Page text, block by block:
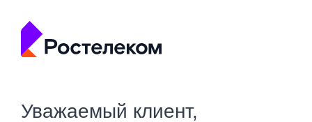
Уважаемый клиент,